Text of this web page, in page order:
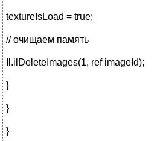
textureIsLoad = true;
// очищаем память
Il.ilDeleteImages(1, ref imageId);
}
}
}